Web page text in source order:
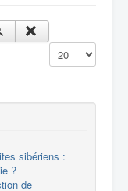
Affichage #
sibériens :
?
de